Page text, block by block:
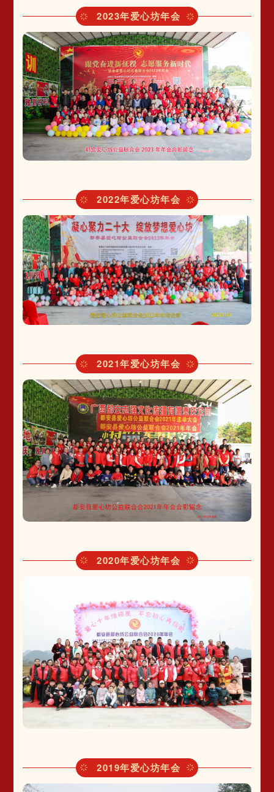
2023年爱心坊年会
2022年爱心坊年会
2021年爱心坊年会
2020年爱心坊年会
2019年爱心坊年会